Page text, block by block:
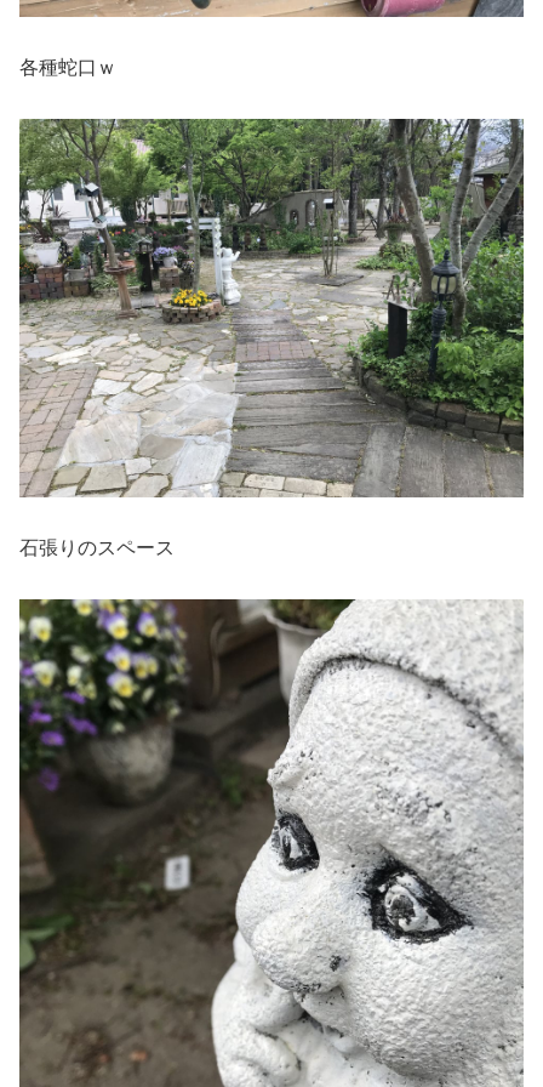
各種蛇口ｗ
石張りのスペース